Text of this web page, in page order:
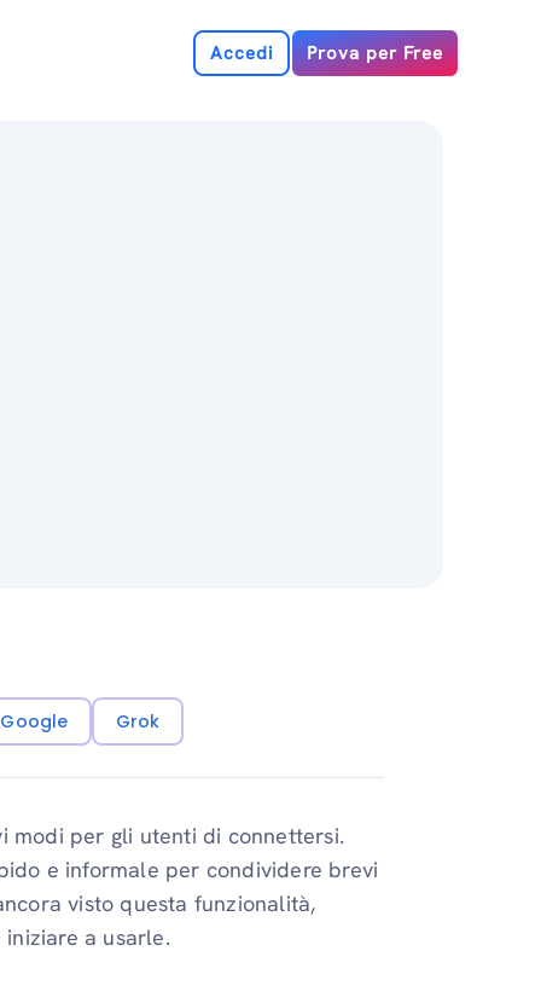
Accedi Prova per Free
Grok
modi per gli utenti di connettersi.
e informale per condividere brevi
visto questa funzionalità,
a usarle.